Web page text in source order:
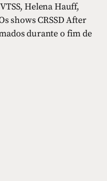
Helena Hauff,
shows CRSSD After
durante o fim de